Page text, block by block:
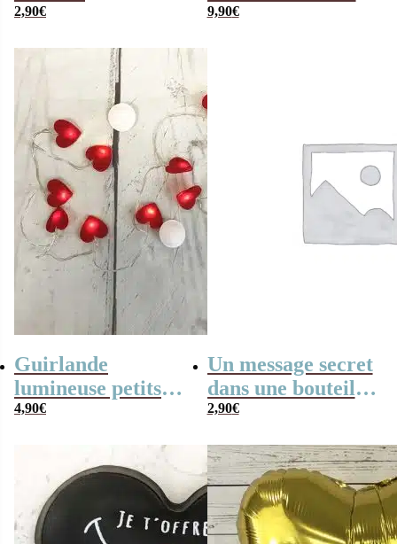
2,90€
roses
9,90€
Guirlande
lumineuse petits
coeurs en feutrine
4,90€
Un message secret
dans une bouteille
– Saint-Valentin
2,90€